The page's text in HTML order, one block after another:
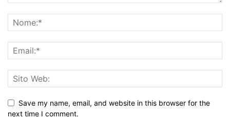
Save my name, email, and website in this browser for the
next time I comment.